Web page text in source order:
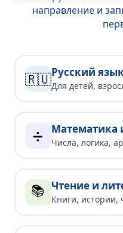
направление и
🇷🇺Русский
Для детей,
➗ Числа, логика,
📚 Чтение и
Книги, истории,